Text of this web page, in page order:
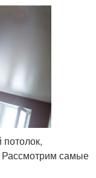
Рассмотрим самые